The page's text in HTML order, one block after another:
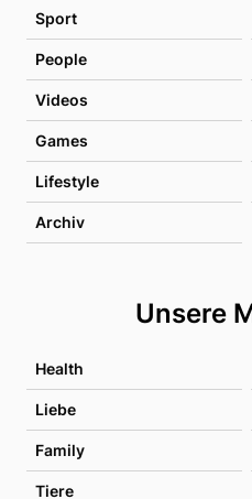
Sport
People
Videos
Games
Lifestyle
Archiv
Unsere
Health
Liebe
Family
Tiere